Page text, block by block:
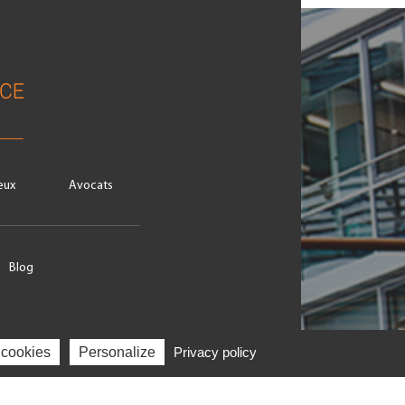
Avocats
Blog
Linkedin
Webinaires
Personalize Privacy policy